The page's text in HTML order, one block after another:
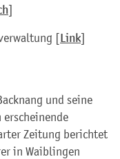
]
[Link]
und seine
Zeitung berichtet
in Waiblingen